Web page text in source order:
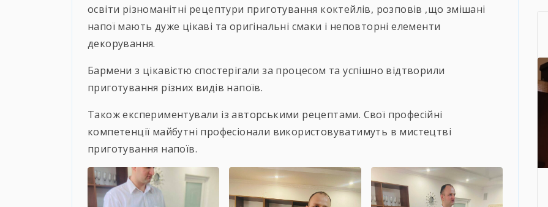
освіти різноманітні рецептури приготування коктейлів, розповів ,що змішані
напої мають дуже цікаві та оригінальні смаки і неповторні елементи
декорування.
Бармени з цікавістю спостерігали за процесом та успішно відтворили
приготування різних видів напоїв.
Також експериментували із авторськими рецептами. Свої професійні
компетенції майбутні професіонали використовуватимуть в мистецтві
приготування напоїв.